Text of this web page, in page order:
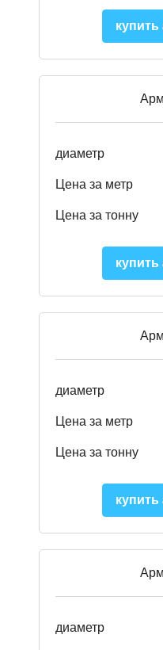
купить
диаметр
Цена за метр
Цена за тонну
купить
диаметр
Цена за метр
Цена за тонну
купить
диаметр